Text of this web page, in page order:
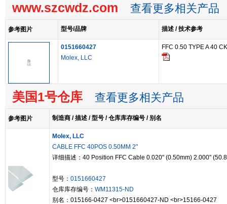
www.szcwdz.com 查看更多相关产品
参考图片 型号/品牌 描述 / 技术参考
0151660427
Molex, LLC
FFC 0.50 TYPE A 40
美国1号仓库 查看更多相关产品
参考图片 制造商 / 描述 / 型号 / 仓库库存编号 / 别名
Molex, LLC
CABLE FFC 40POS 0.50MM 2"
详细描述：40 Position FFC Cable 0.020" (0.50mm) 2.000"
型号： 0151660427
仓库库存编号： WM11315-ND
别名：015166-0427 <br>0151660427-ND <br>15166-0427